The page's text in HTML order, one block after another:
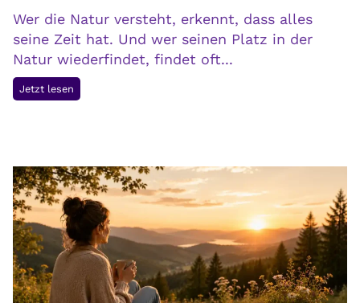
e
i
t
:
E
h
r
n
Wer die Natur versteht, erkennt, dass alles
seine Zeit hat. Und wer seinen Platz in der
Natur wiederfindet, findet oft...
Jetzt lesen
i
e
N
a
t